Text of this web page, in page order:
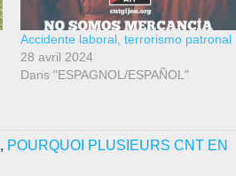
Accidente laboral, terrorismo patronal
28 avril 2024
Dans "ESPAGNOL/ESPAÑOL"
, POURQUOI PLUSIEURS CNT EN